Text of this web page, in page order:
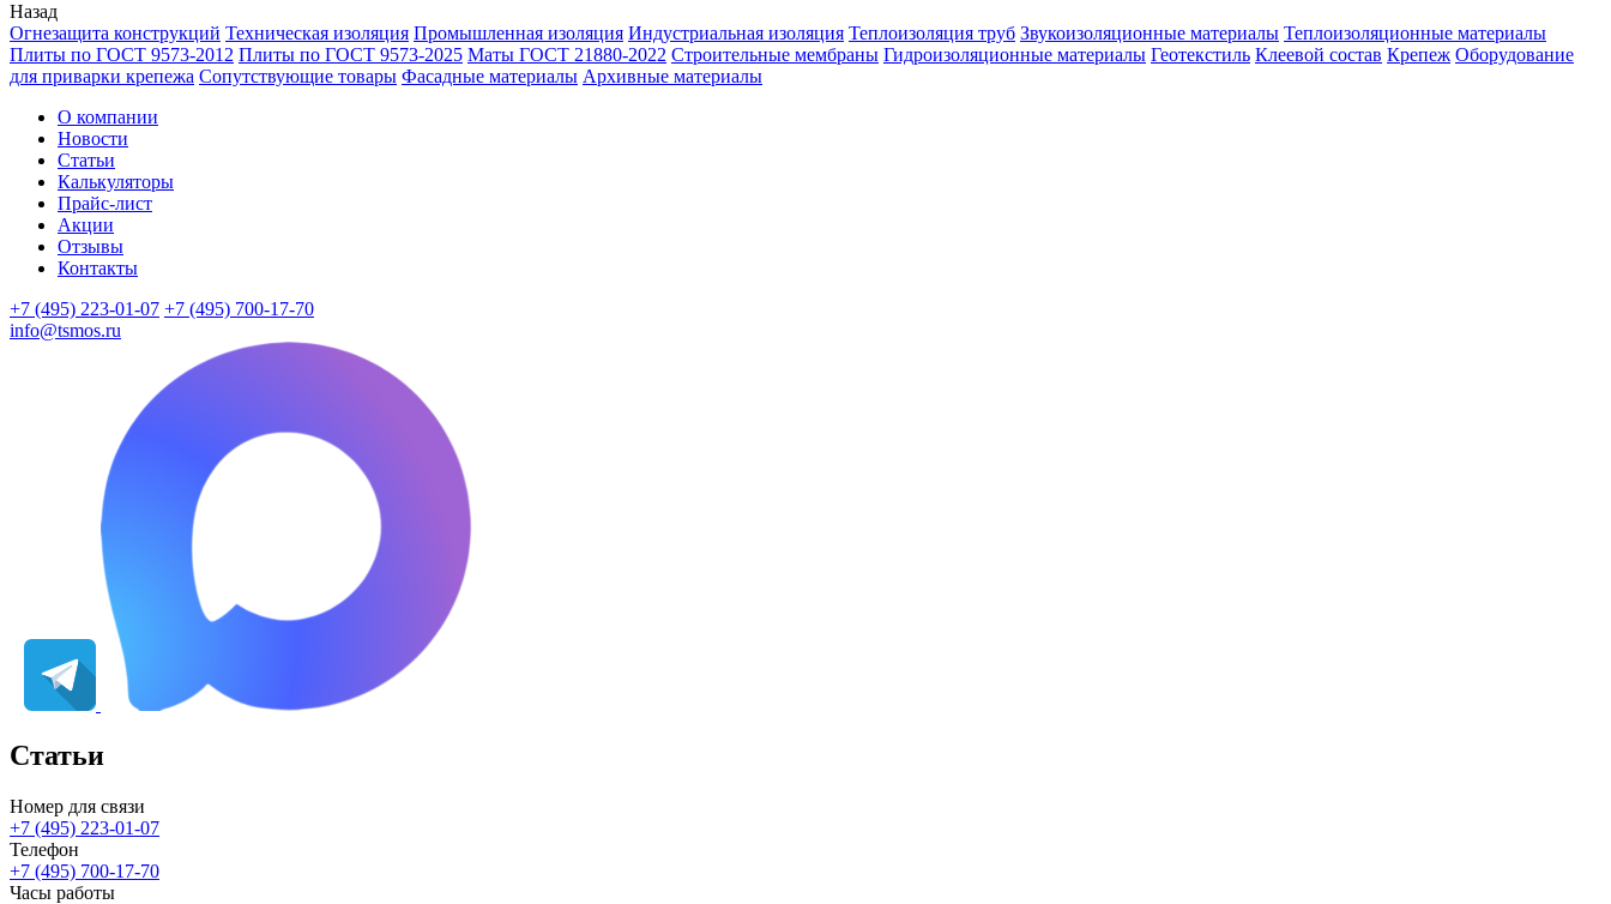
Назад
Огнезащита конструкций Техническая изоляция Промышленная изоляция Индустриальная изоляция Теплоизоляция труб Звукоизоляционные материалы Теплоизоляционные материалы
Плиты по ГОСТ 9573-2012 Плиты по ГОСТ 9573-2025 Маты ГОСТ 21880-2022 Строительные мембраны Гидроизоляционные материалы Геотекстиль Клеевой состав Крепеж Оборудование
для приварки крепежа Сопутствующие товары Фасадные материалы Архивные материалы
О компании
Новости
Статьи
Калькуляторы
Прайс-лист
Акции
Отзывы
Контакты
+7 (495) 223-01-07 +7 (495) 700-17-70
info@tsmos.ru
Статьи
Номер для связи
+7 (495) 223-01-07
Телефон
+7 (495) 700-17-70
Часы работы